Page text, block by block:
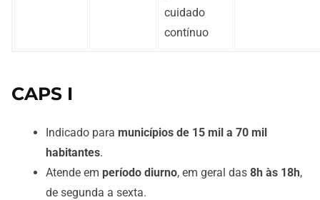
cuidado
contínuo
CAPS I
Indicado para municípios de 15 mil a 70 mil
habitantes.
Atende em período diurno, em geral das 8h às 18h,
de segunda a sexta.